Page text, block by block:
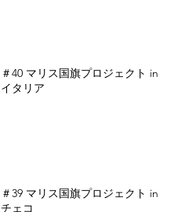
＃40 マリス国旗プロジェクト in
イタリア
＃39 マリス国旗プロジェクト in
チェコ